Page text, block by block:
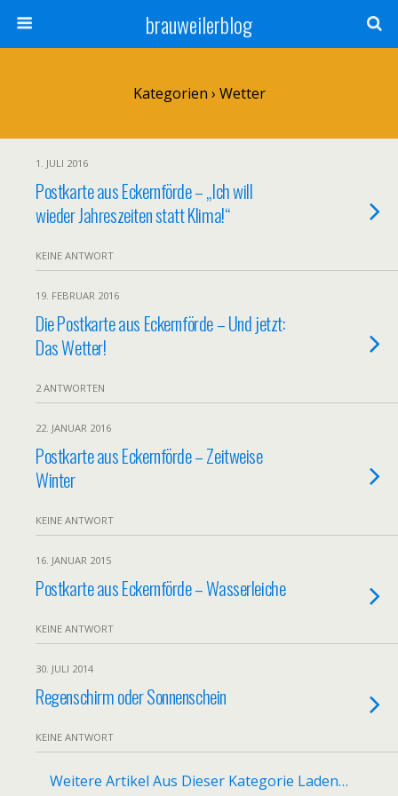
brauweilerblog
Kategorien › Wetter
1. JULI 2016
Postkarte aus Eckernförde – „Ich will
wieder Jahreszeiten statt Klima!“
KEINE ANTWORT
19. FEBRUAR 2016
Die Postkarte aus Eckernförde – Und jetzt:
Das Wetter!
2 ANTWORTEN
22. JANUAR 2016
Postkarte aus Eckernförde – Zeitweise
Winter
KEINE ANTWORT
16. JANUAR 2015
Postkarte aus Eckernförde – Wasserleiche
KEINE ANTWORT
30. JULI 2014
Regenschirm oder Sonnenschein
KEINE ANTWORT
Weitere Artikel Aus Dieser Kategorie Laden…